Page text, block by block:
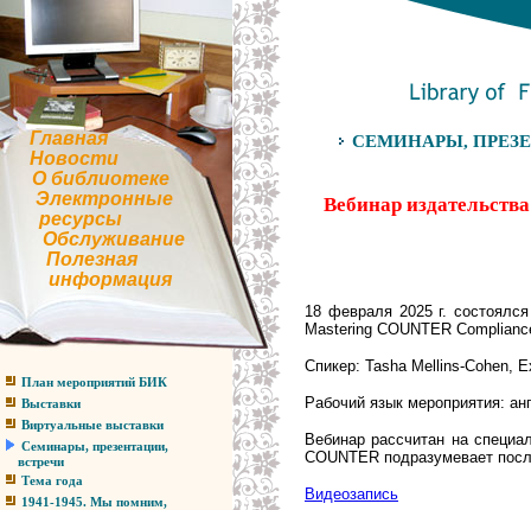
Главная
Новости
О библиотеке
Электронные
ресурсы
Обслуживание
Полезная
информация
План мероприятий БИК
Выставки
Виртуальные выставки
Семинары, презентации,
встречи
Тема года
1941-1945. Мы помним,
СЕМИНАРЫ,
Вебинар
18 февраля 2025 г.
Mastering COUNTER
Спикер: Tasha Mellins-Cohen,
Рабочий язык мероприятия:
Вебинар рассчитан на
COUNTER подразумевает
Видеозапись